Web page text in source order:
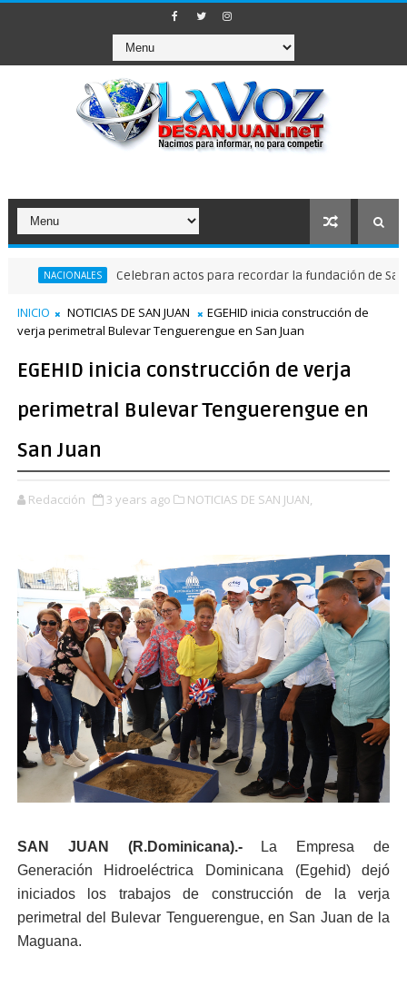
Celebran actos para recordar la fundación de Santo
INICIO NOTICIAS DE SAN JUAN
EGEHID inicia construcción de
verja perimetral Bulevar Tenguerengue en San Juan
EGEHID inicia construcción de verja
perimetral Bulevar Tenguerengue en
San Juan
Redacción 3 years ago NOTICIAS DE SAN JUAN,
SAN JUAN (R.Dominicana).-
La Empresa de
Generación Hidroeléctrica Dominicana (Egehid) dejó
iniciados los trabajos de construcción de la verja
perimetral del Bulevar Tenguerengue, en San Juan de la
Maguana.